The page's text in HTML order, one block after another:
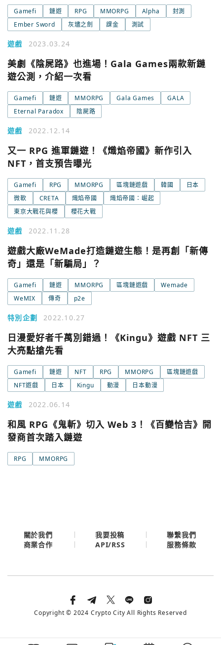
Gamefi 鏈遊 RPG MMORPG Alpha
封測
Ember Sword
灰燼之劍 課金 測試
遊戲 2023.03.24
美劇《陰屍路》也進場！Gala Games兩款新鏈
遊公測，介紹一次看
Gamefi 鏈遊 MMORPG Gala Games
GALA
Eternal Paradox
陰屍路
遊戲 2022.12.14
又一 RPG 進軍鏈遊！《熾焰帝國》新作引入
NFT，首支預告曝光
Gamefi RPG MMORPG 區塊鏈遊戲 韓國
日本
微軟
CRETA 熾焰帝國
熾焰帝國：崛起
東京大戰花與櫻
櫻花大戰
遊戲 2022.11.28
遊戲大廠WeMade打造鏈遊生態！是再創「新傳
奇」還是「新騙局」？
Gamefi 鏈遊 MMORPG 區塊鏈遊戲
Wemade
WeMIX
傳奇 p2e
特別企劃 2022.10.27
日漫愛好者千萬別錯過！《Kingu》遊戲 NFT 三
大亮點搶先看
Gamefi 鏈遊 NFT RPG MMORPG
區塊鏈遊戲
NFT遊戲
日本 Kingu 動漫 日本動漫
遊戲 2022.06.14
和風 RPG《鬼斬》切入 Web 3！《百變恰吉》開
發商首次踏入鏈遊
RPG MMORPG
今日熱門
Apple
繼續表示您已同意
關閉
關於我們 我要投稿
聯繫我們
商業合作
API/RSS 服務條款
Copyright © 2024 Crypto City All Rights Reserved